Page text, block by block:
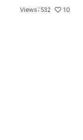
Views ： 532 10